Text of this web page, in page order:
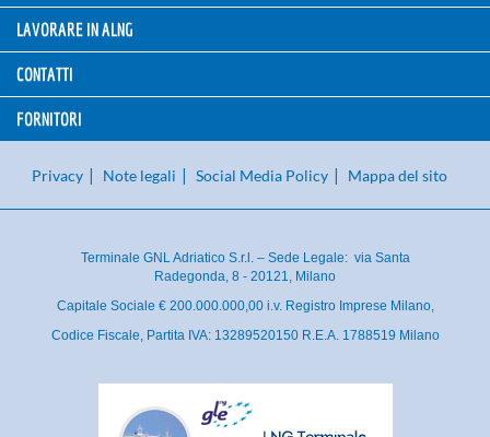
LAVORARE IN ALNG
CONTATTI
FORNITORI
Privacy Note legali Social Media Policy Mappa del sito
Terminale GNL Adriatico S.r.l. – Sede Legale: via Santa
Radegonda, 8 - 20121, Milano
Capitale Sociale € 200.000.000,00 i.v. Registro Imprese Milano,
Codice Fiscale, Partita IVA: 13289520150 R.E.A. 1788519 Milano